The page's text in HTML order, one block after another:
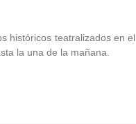
históricos teatralizados en el
la una de la mañana.